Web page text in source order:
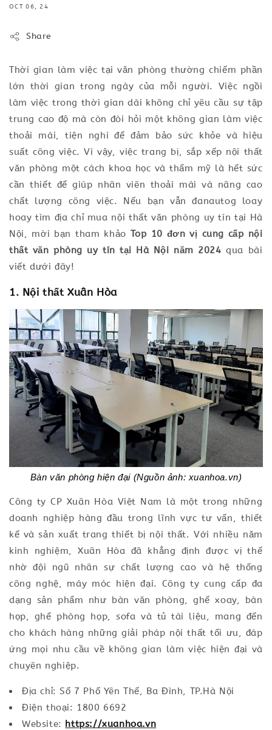
OCT 06, 24
Share
Thời gian làm việc tại văn phòng thường chiếm phần
lớn thời gian trong ngày của mỗi người. Việc ngồi
làm việc trong thời gian dài không chỉ yêu cầu sự tập
trung cao độ mà còn đòi hỏi một không gian làm việc
thoải mái, tiện nghi để đảm bảo sức khỏe và hiệu
suất công việc. Vì vậy, việc trang bị, sắp xếp nội thất
văn phòng một cách khoa học và thẩm mỹ là hết sức
cần thiết để giúp nhân viên thoải mái và nâng cao
chất lượng công việc. Nếu bạn vẫn đanautog loay
hoay tìm địa chỉ mua nội thất văn phòng uy tín tại Hà
Nội, mời bạn tham khảo Top 10 đơn vị cung cấp nội
thất văn phòng uy tín tại Hà Nội năm 2024 qua bài
viết dưới đây!
1. Nội thất Xuân Hòa
Bàn văn phòng hiện đại (Nguồn ảnh: xuanhoa.vn)
Công ty CP Xuân Hòa Việt Nam là một trong những
doanh nghiệp hàng đầu trong lĩnh vực tư vấn, thiết
kế và sản xuất trang thiết bị nội thất. Với nhiều năm
kinh nghiệm, Xuân Hòa đã khẳng định được vị thế
nhờ đội ngũ nhân sự chất lượng cao và hệ thống
công nghệ, máy móc hiện đại. Công ty cung cấp đa
dạng sản phẩm như bàn văn phòng, ghế xoay, bàn
họp, ghế phòng họp, sofa và tủ tài liệu, mang đến
cho khách hàng những giải pháp nội thất tối ưu, đáp
ứng mọi nhu cầu về không gian làm việc hiện đại và
chuyên nghiệp.
Địa chỉ: Số 7 Phố Yên Thế, Ba Đình, TP.Hà Nội
Điện thoại: 1800 6692
Website: https://xuanhoa.vn